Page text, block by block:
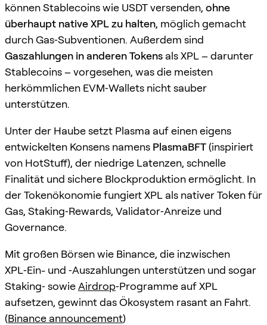
können Stablecoins wie USDT versenden, ohne
überhaupt native XPL zu halten, möglich gemacht
durch Gas‑Subventionen. Außerdem sind
Gaszahlungen in anderen Tokens als XPL – darunter
Stablecoins – vorgesehen, was die meisten
herkömmlichen EVM‑Wallets nicht sauber
unterstützen.
Unter der Haube setzt Plasma auf einen eigens
entwickelten Konsens namens PlasmaBFT(inspiriert
von HotStuff), der niedrige Latenzen, schnelle
Finalität und sichere Blockproduktion ermöglicht. In
der Tokenökonomie fungiert XPL als nativer Token für
Gas, Staking‑Rewards, Validator‑Anreize und
Governance.
Mit großen Börsen wie Binance, die inzwischen
XPL‑Ein- und ‑Auszahlungen unterstützen und sogar
Staking‑ sowieAirdrop‑Programme auf XPL
aufsetzen, gewinnt das Ökosystem rasant an Fahrt.
(Binance announcement)